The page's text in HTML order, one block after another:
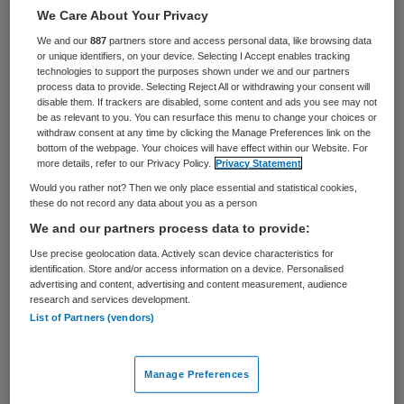
Het aantal eenzame inwoners met
overgewicht en met een verhoogd risico op
angst, depressie, diabetes of een
hartinfarct zal in Den Haag de komende
jaren fors stijgen. Dat meldt de Volkskrant
op basis van een studie van GGD
Haaglanden.
In 2020 is de helft van de volwassen
Hagenaars eenzaam en te zwaar. In
absolute aantallen uitgedrukt gaat het om
een groei met15.000 Hagenaars
De forse groei komt volgens GGD
Haaglanden door de vergrijzing en door de
We Care About Your Privacy
We and our887 partners store and access personal data, like browsing data
or unique identifiers, on your device. Selecting I Accept enables tracking
technologies to support the purposes shown under we and our partners
process data to provide. Selecting Reject All or withdrawing your consent will
disable them. If trackers are disabled, some content and ads you see may not
be as relevant to you. You can resurface this menu to change your choices or
withdraw consent at any time by clicking the Manage Preferences link on the
bottom of the webpage. Your choices will have effect within our Website. For
more details, refer to our Privacy Policy.
Privacy Statement
Would you rather not? Then we only place essential and statistical cookies,
these do not record any data about you as a person
We and our partners process data to provide:
Use precise geolocation data. Actively scan device characteristics for
identification. Store and/or access information on a device. Personalised
advertising and content, advertising and content measurement, audience
research and services development.
List of Partners (vendors)
Manage Preferences